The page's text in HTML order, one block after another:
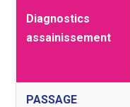
Diagnostics
assainissement
PASSAGE